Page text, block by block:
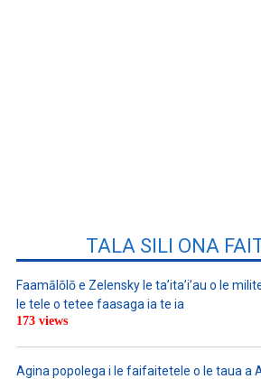
TALA SILI ONA
Faamālōlō e Zelensky le ta’ita’i’au o le
le tele o tetee faasaga ia te ia
173 views
Agina popolega i le faifaitetele o le taua a